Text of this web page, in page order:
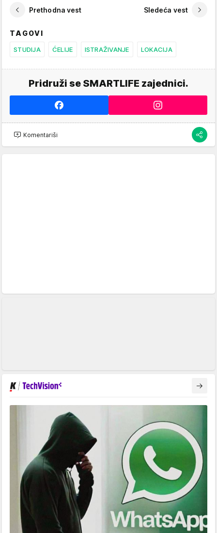
Prethodna vest Sledeća vest
TAGOVI
STUDIJA ĆELIJE ISTRAŽIVANJE LOKACIJA
Pridruži se SMARTLIFE zajednici.
Komentariši